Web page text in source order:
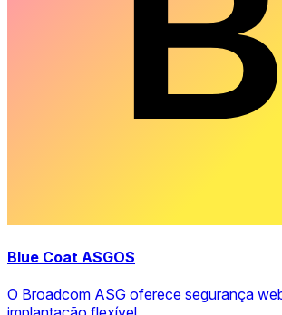
Blue Coat ASGOS
O Broadcom ASG oferece segurança